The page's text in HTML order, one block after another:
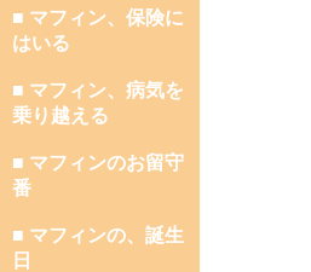
■ マフィン、保険に
はいる
■ マフィン、病気を
乗り越える
■ マフィンのお留守
番
■ マフィンの、誕生
日